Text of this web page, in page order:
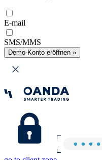
E-mail
SMS/MMS
Demo-Konto eröffnen »